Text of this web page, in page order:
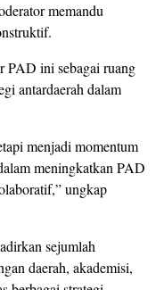
memandu
PAD ini sebagai ruang
antardaerah dalam
menjadi momentum
meningkatkan PAD
ungkap
sejumlah
daerah, akademisi,